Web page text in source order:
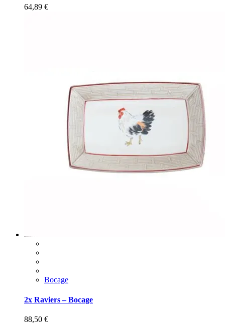
64,89 €
Bocage
2x Raviers – Bocage
88,50 €